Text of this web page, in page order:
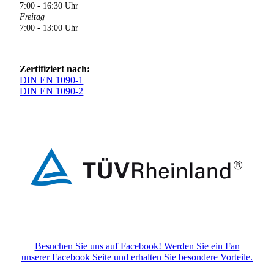
7:00 - 16:30 Uhr
Freitag
7:00 - 13:00 Uhr
Zertifiziert nach:
DIN EN 1090-1
DIN EN 1090-2
Besuchen Sie uns auf Facebook! Werden Sie ein Fan
unserer Facebook Seite und erhalten Sie besondere Vorteile.